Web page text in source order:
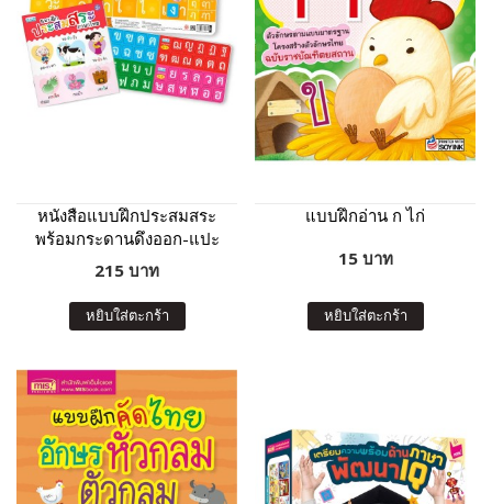
หนังสือแบบฝึกประสมสระ
พร้อมกระดานดึงออก-แปะ
ติด พยัญชนะกับสระให้เป็น
คำ
215 บาท
หยิบใส่ตะกร้า
แบบฝึกอ่าน ก ไก่
15 บาท
หยิบใส่ตะกร้า